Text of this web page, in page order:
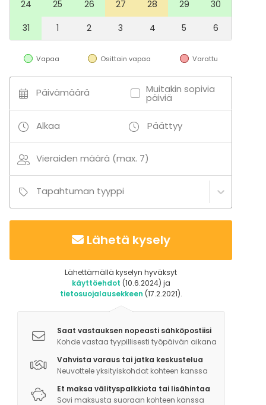
24
25 26 27 28 29
30
31
1 2 3 4 5 6
Vapaa Osittain vapaa Varattu
Päivämäärä Muitakin sopivia
päiviä
Alkaa Päättyy
Vieraiden määrä (max. 7)
Tapahtuman tyyppi
Lähetä kysely
Lähettämällä kyselyn hyväksyt
käyttöehdot (10.6.2024) ja
tietosuojalausekkeen (17.2.2021).
Saat vastauksen nopeasti sähköpostiisi
Kohde vastaa tyypillisesti työpäivän aikana
Vahvista varaus tai jatka keskustelua
Neuvottele yksityiskohdat kohteen kanssa
Et maksa välityspalkkiota tai lisähintaa
Sovi maksusta suoraan kohteen kanssa